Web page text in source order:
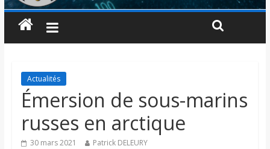
Actualités
Émersion de sous-marins
russes en arctique
30 mars 2021 Patrick DELEURY